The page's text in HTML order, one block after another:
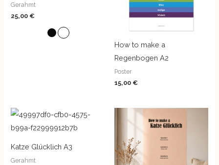
Gerahmt
25,00 €
How to make a
Regenbogen A2
Poster
15,00 €
Katze Glücklich A3
Gerahmt